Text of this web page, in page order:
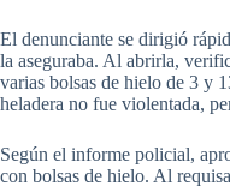
El denunciante se dirigió
la aseguraba. Al abrirla,
varias bolsas de hielo de 3 y
heladera no fue violentada,
Según el informe policial,
con bolsas de hielo. Al